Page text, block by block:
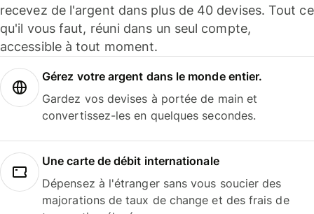
recevez de l'argent dans plus de 40 devises. Tout ce
qu'il vous faut, réuni dans un seul compte,
accessible à tout moment.
Gérez votre argent dans le monde entier.
Gardez vos devises à portée de main et
convertissez-les en quelques secondes.
Une carte de débit internationale
Dépensez à l'étranger sans vous soucier des
majorations de taux de change et des frais de